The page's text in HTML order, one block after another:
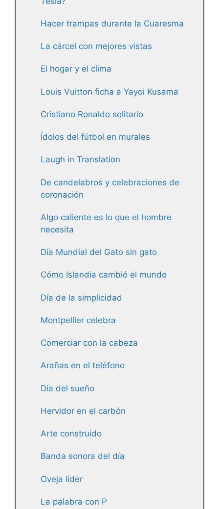
Hacer trampas durante la Cuaresma
La cárcel con mejores vistas
El hogar y el clima
Louis Vuitton ficha a Yayoi Kusama
Cristiano Ronaldo solitario
Ídolos del fútbol en murales
Laugh in Translation
De candelabros y celebraciones de
coronación
Algo caliente es lo que el hombre
necesita
Día Mundial del Gato sin gato
Cómo Islandia cambió el mundo
Día de la simplicidad
Montpellier celebra
Comerciar con la cabeza
Arañas en el teléfono
Día del sueño
Hervidor en el carbón
Arte construido
Banda sonora del día
Oveja líder
La palabra con P